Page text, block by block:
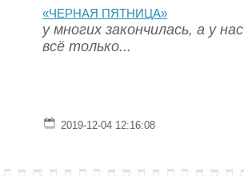
«ЧЕРНАЯ ПЯТНИЦА»
у многих закончилась, а у нас
всё только...
2019-12-04 12:16:08